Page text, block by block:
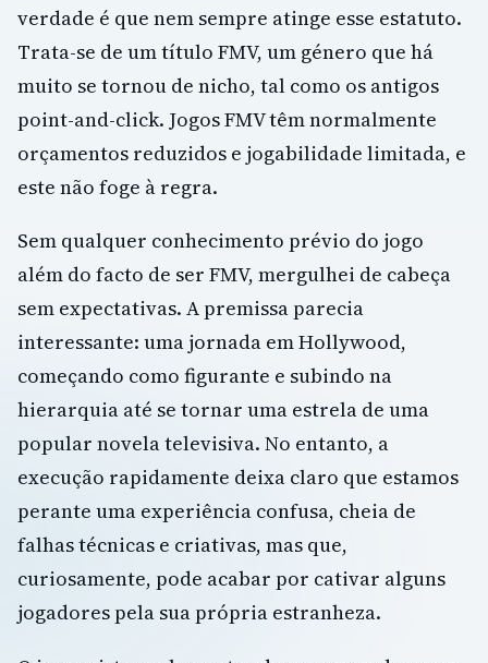
verdade é que nem sempre atinge esse estatuto.
Trata-se de um título FMV, um género que há
muito se tornou de nicho, tal como os antigos
point-and-click. Jogos FMV têm normalmente
orçamentos reduzidos e jogabilidade limitada, e
este não foge à regra.
Sem qualquer conhecimento prévio do jogo
além do facto de ser FMV, mergulhei de cabeça
sem expectativas. A premissa parecia
interessante: uma jornada em Hollywood,
começando como figurante e subindo na
hierarquia até se tornar uma estrela de uma
popular novela televisiva. No entanto, a
execução rapidamente deixa claro que estamos
perante uma experiência confusa, cheia de
falhas técnicas e criativas, mas que,
curiosamente, pode acabar por cativar alguns
jogadores pela sua própria estranheza.